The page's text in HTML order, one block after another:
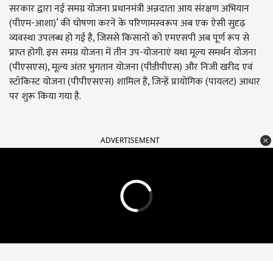
सरकार द्वारा नई समग्र योजना प्रधानमंत्री अन्नदाता आय संरक्षण अभियान
(पीएम-आशा)’की घोषणा करने के परिणामस्वरूप अब एक ऐसी सुदृढ़
व्यवस्था उपलब्ध हो गई है,जिससे किसानों को एमएसपी अब पूर्ण रूप से
प्राप्त होगी. इस समग्र योजना में तीन उप-योजनाएं यथा मूल्य समर्थन योजना
(पीएसएस),मूल्य अंतर भुगतान योजना(पीडीपीएस) और निजी खरीद एवं
स्टॉकिस्ट योजना(पीपीएसएस) शामिल हैं,जिन्हें प्रायोगिक(पायलट) आधार
पर शुरू किया गया है.
ADVERTISEMENT